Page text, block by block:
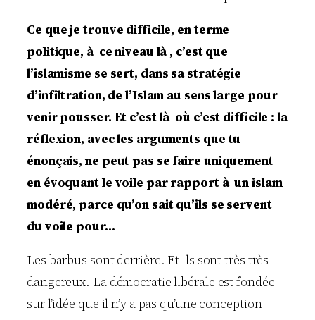
Ce que je trouve difficile, en terme
politique, à ce niveau là , c’est que
l’islamisme se sert, dans sa stratégie
d’infiltration, de l’Islam au sens large pour
venir pousser. Et c’est là où c’est difficile : la
réflexion, avec les arguments que tu
énonçais, ne peut pas se faire uniquement
en évoquant le voile par rapport à un islam
modéré, parce qu’on sait qu’ils se servent
du voile pour…
Les barbus sont derrière. Et ils sont très très
dangereux. La démocratie libérale est fondée
sur l’idée que il n’y a pas qu’une conception